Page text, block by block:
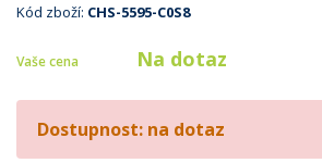
Kód zboží: CHS-5595-C0S8
Vaše cena Na dotaz
Dostupnost: na dotaz